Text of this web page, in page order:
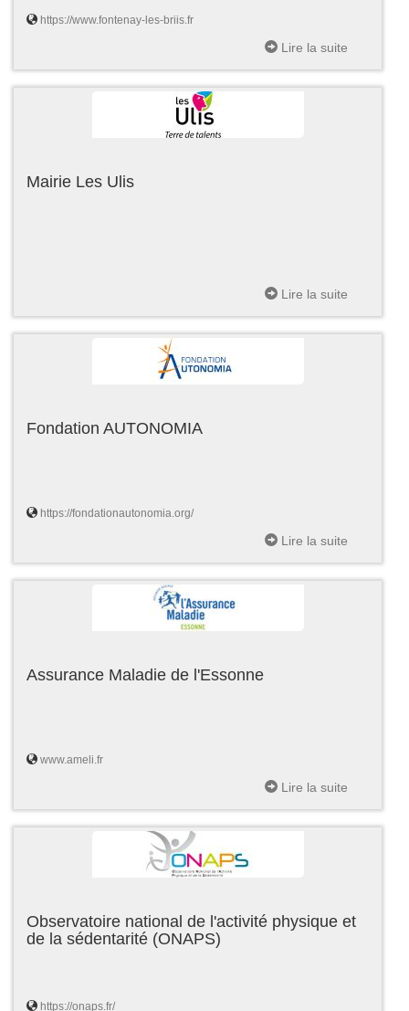
https://www.fontenay-les-briis.fr
Lire la suite
Mairie Les Ulis
Lire la suite
Fondation AUTONOMIA
https://fondationautonomia.org/
Lire la suite
Assurance Maladie de l'Essonne
www.ameli.fr
Lire la suite
Observatoire national de l'activité physique et
de la sédentarité (ONAPS)
https://onaps.fr/